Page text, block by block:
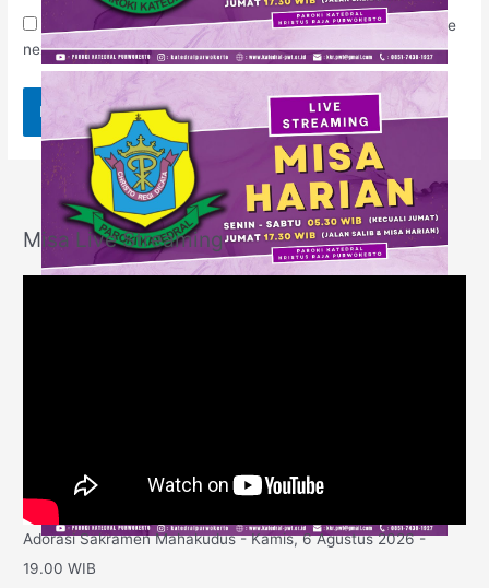
Save my name, email, and website in this browser for the
next time I comment.
Misa Live Streaming
Adorasi Sakramen Mahakudus - Kamis, 6 Agustus 2026 -
19.00 WIB